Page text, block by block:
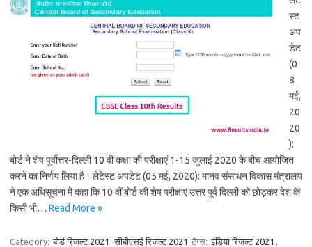
स्ट
अप
डेट
(0
8
मई,
20
20
):
बोर्ड ने शेष पूर्वोत्तर-दिल्ली 10 वीं कक्षा की परीक्षाएं 1-15 जुलाई 2020 के बीच आयोजित
करने का निर्णय लिया है। लेटेस्ट अपडेट (05 मई, 2020): मानव संसाधन विकास मंत्रालय
ने एक अधिसूचना में कहा कि 10 वीं बोर्ड की शेष परीक्षाएं उत्तर पूर्व दिल्ली को छोड़कर देश के
किसी भी… Read More »
Category: बोर्ड रिजल्ट 2021 सीबीएसई रिजल्ट 2021 टैग्स: इंडिया रिजल्ट 2021 ,